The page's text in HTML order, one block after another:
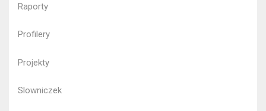
Raporty
Profilery
Projekty
Slowniczek